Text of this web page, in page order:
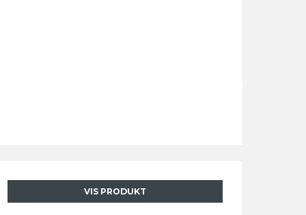
VIS PRODUKT